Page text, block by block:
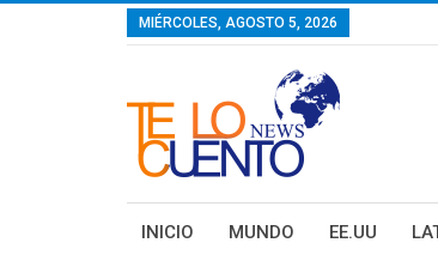
MIÉRCOLES, AGOSTO 5, 2026
INICIO MUNDO EE.UU